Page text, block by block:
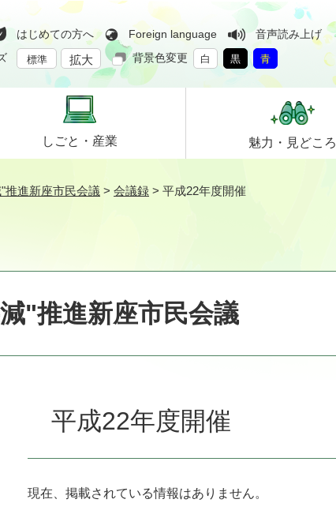
はじめての方へ Foreign language
音声読み上げ
標準 拡大 背景色変更 白 黒 青
しごと・ 産業 魅力・ 見どころ
推進新座市民会議 > 会議録 > 平成22年度開催
"推進新座市民会議
平成22年度開催
現在、掲載されている情報はありません。